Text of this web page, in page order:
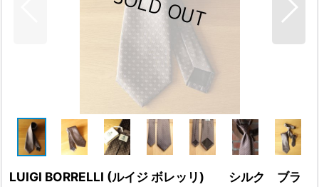
LUIGI BORRELLI (ルイジ ボレッリ) シルク ブラ